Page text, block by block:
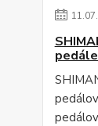
11.07.
pedále